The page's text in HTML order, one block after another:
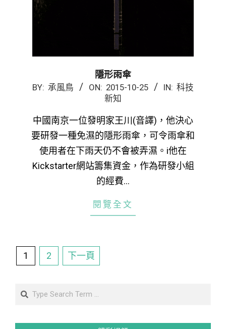
隱形雨傘
2015-
25
BY: 承風鳥 ON: 2015-10-25 IN: 科技
新知
中國南京一位發明家王川(音譯)，他決心
要研發一種免濕的隱形雨傘，可令雨傘和
使用者在下雨天仍不會被弄濕。i他在
Kickstarter網站籌集資金，作為研發小組
的經費…
閱覽全文
文
章
頁
1 2 下一頁
Search